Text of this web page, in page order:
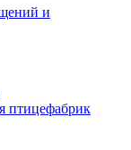
и
птицефабрик